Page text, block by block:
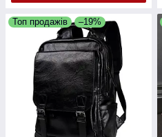
Топ продажів –19%